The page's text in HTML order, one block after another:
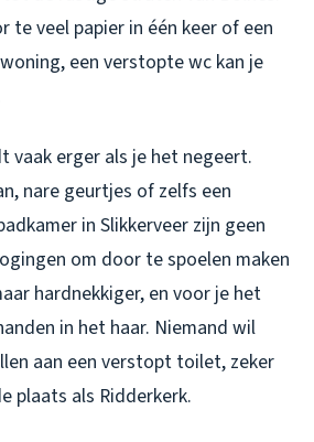
te veel papier in één keer of een
een verstopte wc kan je
vaak erger als je het negeert.
nare geurtjes of zelfs een
in Slikkerveer zijn geen
om door te spoelen maken
hardnekkiger, en voor je het
in het haar. Niemand wil
aan een verstopt toilet, zeker
plaats als Ridderkerk.